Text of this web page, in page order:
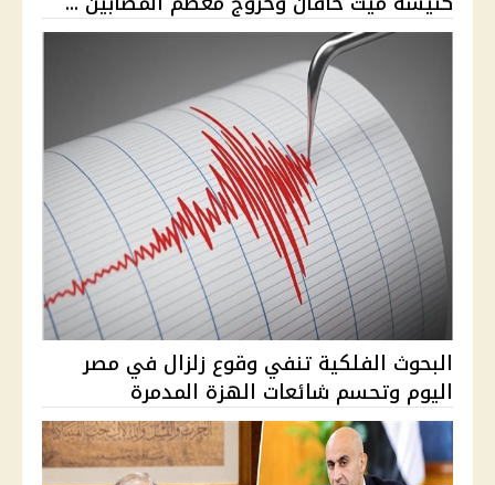
البحوث الفلكية تنفي وقوع زلزال في مصر
اليوم وتحسم شائعات الهزة المدمرة